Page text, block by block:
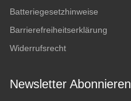
Batteriegesetzhinweise
Barrierefreiheitserklärung
Widerrufsrecht
Newsletter Abonnieren